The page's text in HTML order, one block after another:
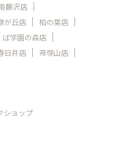
藤沢店
が丘店
柏の葉店
ば学園の森店
日井店
帝塚山店
ショップ